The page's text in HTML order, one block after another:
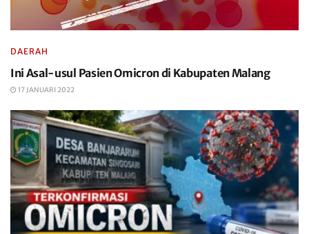
DAERAH
Ini Asal-usul Pasien Omicron di Kabupaten Malang
17 JANUARI 2022